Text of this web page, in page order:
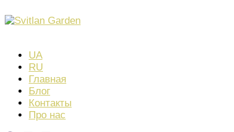
к
UA
RU
Главная
Блог
Контакты
Про нас